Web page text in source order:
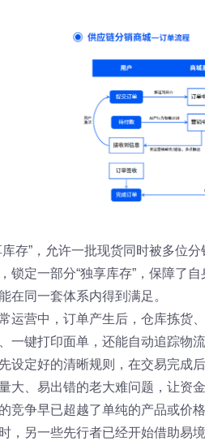
库存”，允许一批现货同时被多位
锁定一部分“独享库存”，保障了
在同一套体系内得到满足。
运营中，订单产生后，仓库拣货
一键打印面单，还能自动追踪物
设定好的清晰规则，在交易完成
大、易出错的老大难问题，让资
竞争早已超越了单纯的产品或价
，另一些先行者已经开始借助易